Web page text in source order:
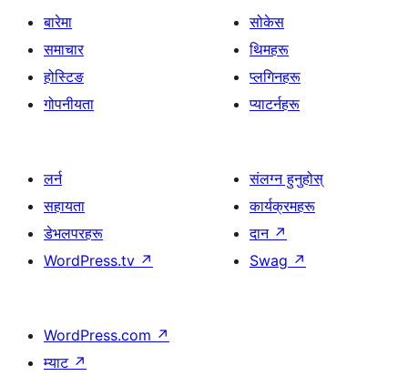
बारेमा
समाचार
होस्टिङ
गोपनीयता
सोकेस
थिमहरू
प्लगिनहरू
प्याटर्नहरू
लर्न
सहायता
डेभलपरहरू
WordPress.tv ↗
संलग्न हुनुहोस्
कार्यक्रमहरू
दान ↗
Swag ↗
WordPress.com ↗
म्याट ↗